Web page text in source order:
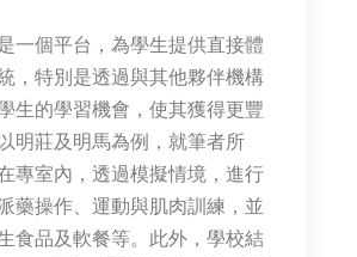
一個平台，為學生提供直接體
，特別是透過與其他夥伴機構
生的學習機會，使其獲得更豐
明莊及明馬為例，就筆者所
專室內，透過模擬情境，進行
藥操作、運動與肌肉訓練，並
食品及軟餐等。此外，學校結